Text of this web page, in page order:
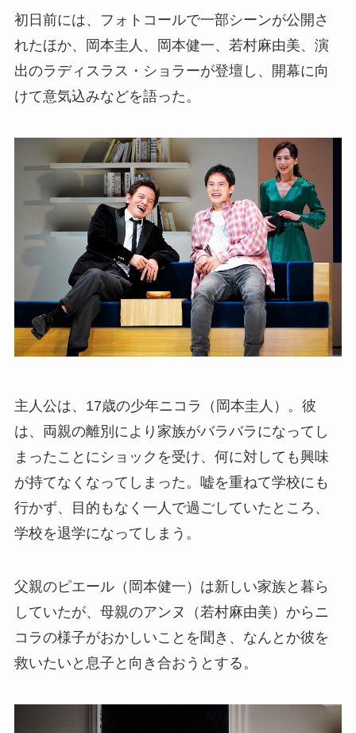
初日前には、フォトコールで一部シーンが公開さ
れたほか、岡本圭人、岡本健一、若村麻由美、演
出のラディスラス・ショラーが登壇し、開幕に向
けて意気込みなどを語った。
主人公は、17歳の少年ニコラ（岡本圭人）。彼
は、両親の離別により家族がバラバラになってし
まったことにショックを受け、何に対しても興味
が持てなくなってしまった。嘘を重ねて学校にも
行かず、目的もなく一人で過ごしていたところ、
学校を退学になってしまう。
父親のピエール（岡本健一）は新しい家族と暮ら
していたが、母親のアンヌ（若村麻由美）からニ
コラの様子がおかしいことを聞き、なんとか彼を
救いたいと息子と向き合おうとする。